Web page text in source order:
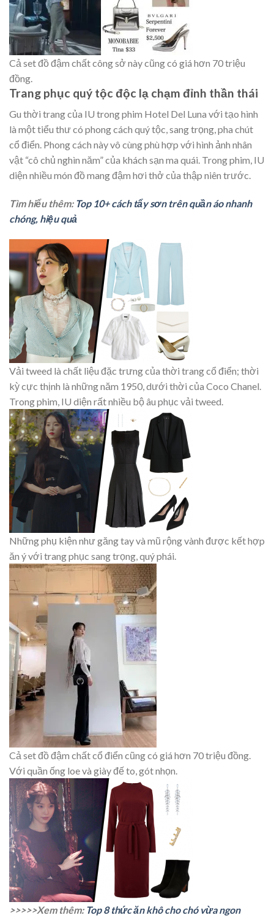
Cả set đồ đậm chất công sở này cũng có giá hơn 70 triệu
đồng.
Trang phục quý tộc độc lạ chạm đỉnh thần thái
Gu thời trang của IU trong phim Hotel Del Luna với tạo hình
là một tiểu thư có phong cách quý tộc, sang trọng, pha chút
cổ điển. Phong cách này vô cùng phù hợp với hình ảnh nhân
vật “cô chủ nghìn năm” của khách sạn ma quái. Trong phim, IU
diện nhiều món đồ mang đậm hơi thở của thập niên trước.
Tìm hiểu thêm: Top 10+ cách tẩy sơn trên quần áo nhanh
chóng, hiệu quả
Vải tweed là chất liệu đặc trưng của thời trang cổ điển; thời
kỳ cực thịnh là những năm 1950, dưới thời của Coco Chanel.
Trong phim, IU diện rất nhiều bộ âu phục vải tweed.
Những phụ kiện như găng tay và mũ rộng vành được kết hợp
ăn ý với trang phục sang trọng, quý phái.
Cả set đồ đậm chất cổ điển cũng có giá hơn 70 triệu đồng.
Với quần ống loe và giày đế to, gót nhọn.
>>>>>Xem thêm: Top 8 thức ăn khô cho chó vừa ngon